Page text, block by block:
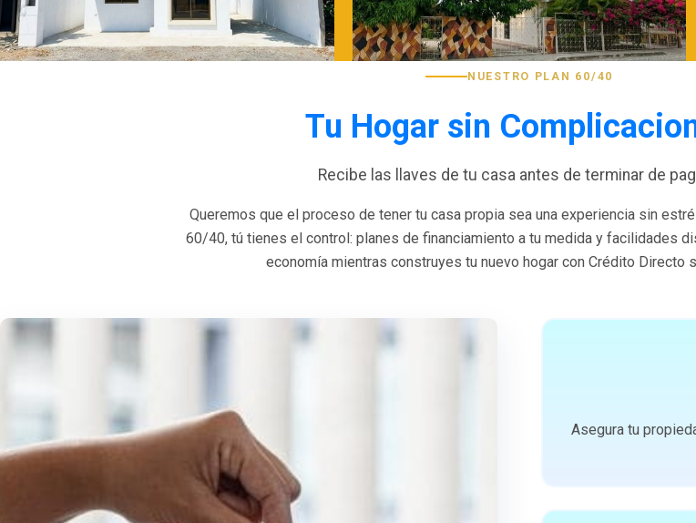
NUESTRO PLAN 60/40
Tu Hogar sin
Recibe las llaves de tu casa antes de terminar de
Queremos que el proceso de tener tu casa propia sea una experiencia sin
60/40, tú tienes el control: planes de financiamiento a tu medida y facilidades
economía mientras construyes tu nuevo hogar con Crédito Directo
Asegura tu